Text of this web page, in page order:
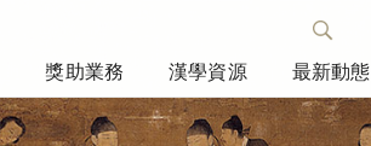
獎助業務 漢學資源 最新動態